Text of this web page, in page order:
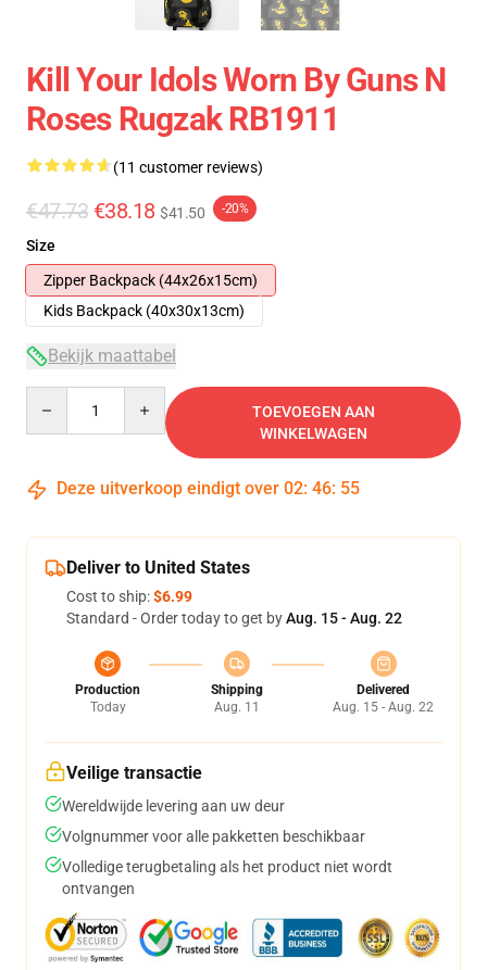
Kill Your Idols Worn By Guns N
Roses Rugzak RB1911
(11 customer reviews)
€47.73 €38.18 $41.50 -20%
Size
Zipper Backpack (44x26x15cm)
Kids Backpack (40x30x13cm)
Bekijk maattabel
TOEVOEGEN AAN
WINKELWAGEN
Deze uitverkoop eindigt over 02: 46: 54
Deliver to United States
Cost to ship:$6.99
Standard - Order today to get byAug. 15 - Aug. 22
Production
Today
Shipping
Aug. 11
Delivered
Aug. 15 - Aug. 22
Veilige transactie
Wereldwijde levering aan uw deur
Volgnummer voor alle pakketten beschikbaar
Volledige terugbetaling als het product niet wordt
ontvangen